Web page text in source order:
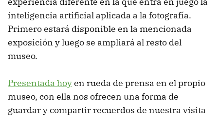
inteligencia artificial aplicada a la fotografía.
Primero estará disponible en la mencionada
exposición y luego se ampliará al resto del
museo.
Presentada hoyen rueda de prensa en el propio
museo, con ella nos ofrecen una forma de
guardar y compartir recuerdos de nuestra visita